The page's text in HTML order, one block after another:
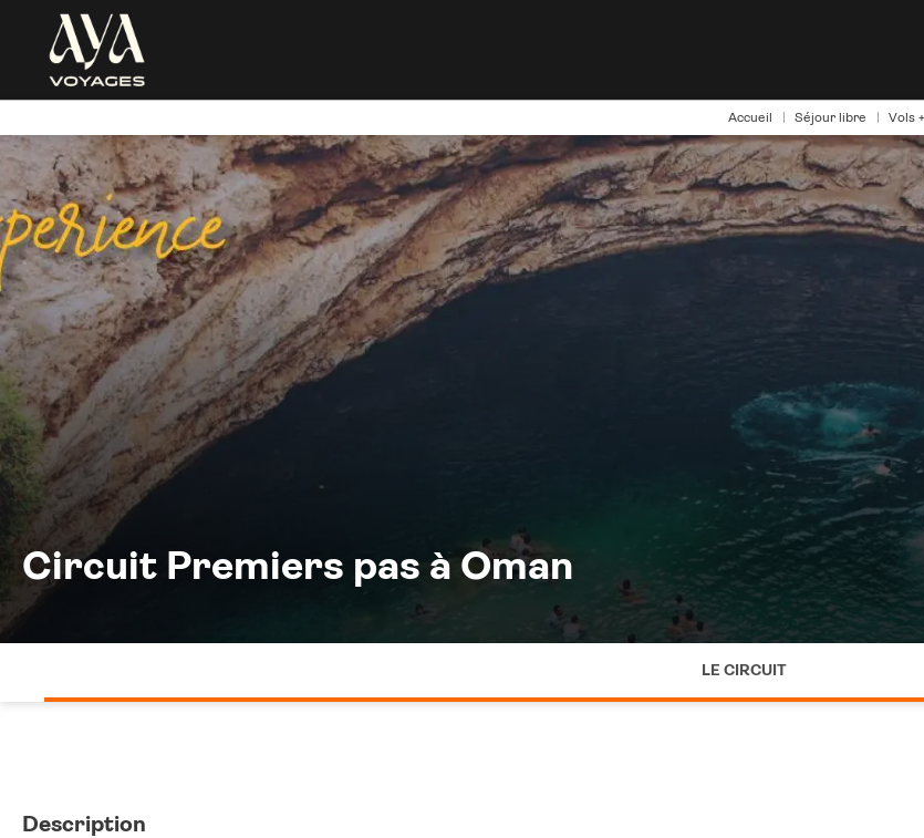
Accueil Séjour libre Vols
Circuit Premiers pas à Oman
LE CIRCUIT
Description